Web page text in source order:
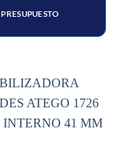
PRESUPUESTO